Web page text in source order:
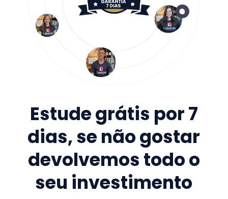
Estude grátis por 7
dias, se não gostar
devolvemos todo o
seu investimento